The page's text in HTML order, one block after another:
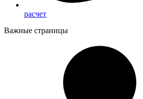
расчет
Важные страницы